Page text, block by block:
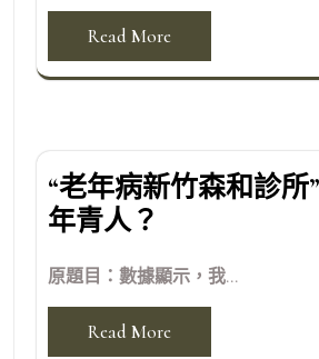
Read More
“老年病新竹森和診所
年青人？
原題目：數據顯示，我...
Read More